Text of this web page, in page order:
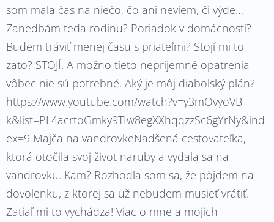
som mala čas na niečo, čo ani neviem, či výde…
Zanedbám teda rodinu? Poriadok v domácnosti?
Budem tráviť menej času s priateľmi? Stojí mi to
zato? STOJÍ. A možno tieto nepríjemné opatrenia
vôbec nie sú potrebné. Aký je môj diabolský plán?
https://www.youtube.com/watch?v=y3mOvyoVB-
k&list=PL4acrtoGmky9TIw8egXXhqqzzSc6gYrNy&ind
ex=9 Majča na vandrovkeNadšená cestovateľka,
ktorá otočila svoj život naruby a vydala sa na
vandrovku. Kam? Rozhodla som sa, že pôjdem na
dovolenku, z ktorej sa už nebudem musieť vrátiť.
Zatiaľ mi to vychádza! Viac o mne a mojich